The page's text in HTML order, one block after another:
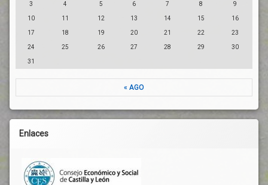
3 4 5 6 7 8 9
10 11 12 13 14 15 16
17 18 19 20 21 22 23
24 25 26 27 28 29 30
31
« AGO
Enlaces